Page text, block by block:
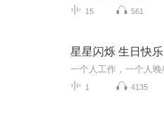
15 561
星星闪烁 生日快乐
1 4135